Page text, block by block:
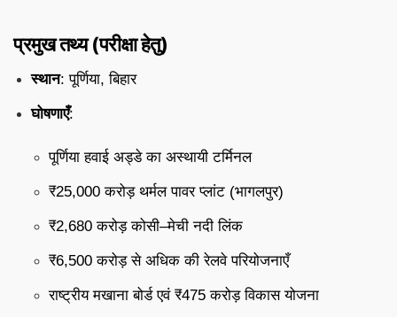
प्रमुख तथ्य (परीक्षा हेतु)
स्थान: पूर्णिया, बिहार
घोषणाएँ:
पूर्णिया हवाई अड्डे का अस्थायी टर्मिनल
₹25,000 करोड़ थर्मल पावर प्लांट (भागलपुर)
₹2,680 करोड़ कोसी–मेची नदी लिंक
₹6,500 करोड़ से अधिक की रेलवे परियोजनाएँ
राष्ट्रीय मखाना बोर्ड एवं ₹475 करोड़ विकास योजना